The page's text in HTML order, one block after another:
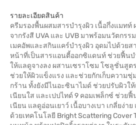
รายละเอียดสินค้า
ครีมรองพื้นผสมสารบำรุงผิว เนื้อกึ่งแมทท์
จากรังสี UVA และ UVB มาพร้อมนวัตกรร
เมคอัพและสกินแคร์บำรุงผิว อุดมไปด้วยส
หน้าที่เป็นสารแอนตี้ออกซิแดนท์ ช่วยฟื้นบ
ให้แลดูจางลง ผสานเซราโซม โซลูชั่นสูต
ช่วยให้ผิวแข็งแรง และช่วยกักเก็บความ
กร้าน ทั้งยังมีไนอะซินาไมด์ ช่วยปรับผิวให้
เนียนใส และเปปไทด์ 9 คอมเพล็กซ์ ช่วยฟื้
เนียน แลดูอ่อนเยาว์ เนื้อบางเบา เกลี่ยง่า
ด้วยเทคโนโลยี Bright Scattering Cover